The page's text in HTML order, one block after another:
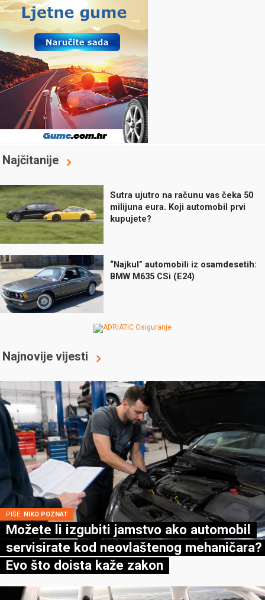
Najčitanije
Sutra ujutro na računu vas čeka 50
milijuna eura. Koji automobil prvi
kupujete?
“Najkul” automobili iz osamdesetih:
BMW M635 CSi (E24)
Najnovije vijesti
PIŠE: NIKO POZNAT
Možete li izgubiti jamstvo ako automobil
servisirate kod neovlaštenog mehaničara?
Evo što doista kaže zakon